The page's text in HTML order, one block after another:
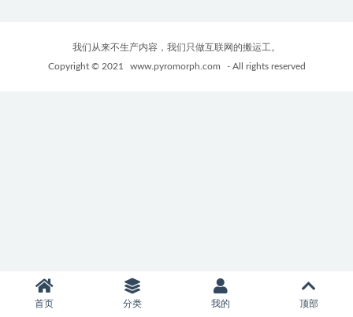
我们从来不生产内容，我们只做互联网的搬运工。
Copyright © 2021
www.pyromorph.com - All rights reserved
首页 分类 我的 顶部